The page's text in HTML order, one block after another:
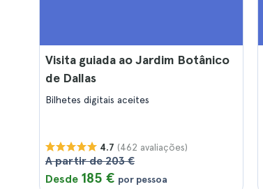
Visita guiada ao Jardim Botânico
de Dallas
Bilhetes digitais aceites
4.7 (462 avaliações)
A partir de 203 €
Desde 185 € por pessoa